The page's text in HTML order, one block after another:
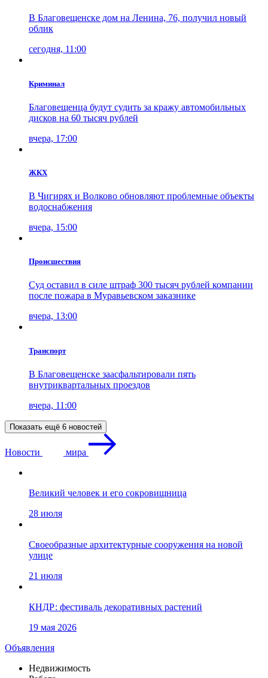
В Благовещенске дом на Ленина, 76, получил новый
облик
сегодня, 11:00
Криминал
Благовещенца будут судить за кражу автомобильных
дисков на 60 тысяч рублей
вчера, 17:00
ЖКХ
В Чигирях и Волково обновляют проблемные объекты
водоснабжения
вчера, 15:00
Проиcшествия
Суд оставил в силе штраф 300 тысяч рублей компании
после пожара в Муравьевском заказнике
вчера, 13:00
Транспорт
В Благовещенске заасфальтировали пять
внутриквартальных проездов
вчера, 11:00
Показать ещё 6 новостей
Новости мира
Великий человек и его сокровищница
28 июля
Своеобразные архитектурные сооружения на новой
улице
21 июля
КНДР: фестиваль декоративных растений
19 мая 2026
Объявления
Недвижимость